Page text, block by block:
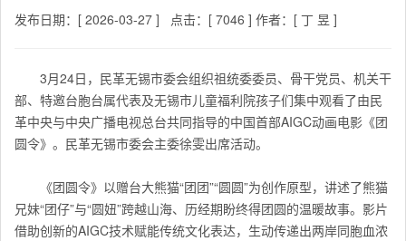
发布日期：[ 2026-03-27 ] 点击：[ 7046 ] 作者：[ 丁 昱 ]
3月24日，民革无锡市委会组织祖统委委员、骨干党员、机关干
部、特邀台胞台属代表及无锡市儿童福利院孩子们集中观看了由民
革中央与中央广播电视总台共同指导的中国首部AIGC动画电影《团
圆令》。民革无锡市委会主委徐雯出席活动。
《团圆令》以赠台大熊猫“团团”“圆圆”为创作原型，讲述了熊猫
兄妹“团仔”与“圆妞”跨越山海、历经期盼终得团圆的温暖故事。影片
借助创新的AIGC技术赋能传统文化表达，生动传递出两岸同胞血浓